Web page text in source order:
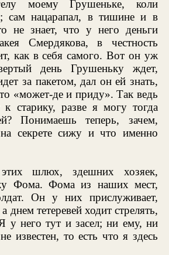
моему Грушеньке, коли
сам нацарапал, в тишине и в
не знает, что у него деньги
Смердякова, в честность
как в себя самого. Вот он уж
день Грушеньку ждет,
за пакетом, дал он ей знать,
«может-де и приду». Так ведь
старику, разве я могу тогда
Понимаешь теперь, зачем,
секрете сижу и что именно
шлюх, здешних хозяек,
Фома. Фома из наших мест,
Он у них прислуживает,
днем тетеревей ходит стрелять,
у него тут и засел; ни ему, ни
известен, то есть что я здесь